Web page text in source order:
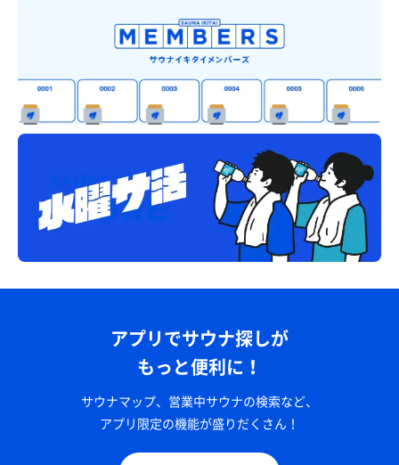
アプリでサウナ探しが
もっと便利に！
サウナマップ、営業中サウナの検索など、
アプリ限定の機能が盛りだくさん！